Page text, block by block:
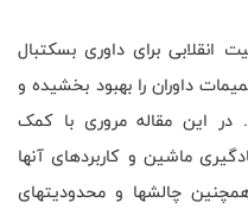
انقلابی برای داوری بسکتبال
داوران را بهبود بخشیده و
در این مقاله مروری با کمک
ماشین و کاربردهای آنها
چالشها و محدودیتهای